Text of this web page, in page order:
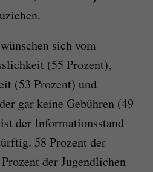
sich vom
(55 Prozent),
(53 Prozent) und
gar keine Gebühren (49
der Informationsstand
58 Prozent der
der Jugendlichen